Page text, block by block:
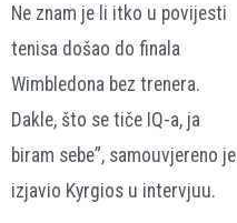
Ne znam je li itko u povijesti
tenisa došao do finala
Wimbledona bez trenera.
Dakle, što se tiče IQ-a, ja
biram sebe”, samouvjereno je
izjavio Kyrgios u intervjuu.